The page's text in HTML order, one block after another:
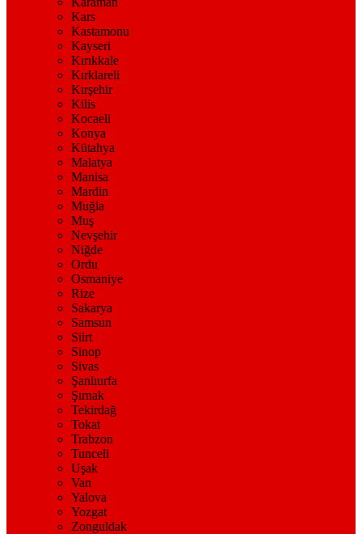
Kars
Kastamonu
Kayseri
Kırıkkale
Kırklareli
Kırşehir
Kilis
Kocaeli
Konya
Kütahya
Malatya
Manisa
Mardin
Muğla
Muş
Nevşehir
Niğde
Ordu
Osmaniye
Rize
Sakarya
Samsun
Siirt
Sinop
Sivas
Şanlıurfa
Şırnak
Tekirdağ
Tokat
Trabzon
Tunceli
Uşak
Van
Yalova
Yozgat
Zonguldak